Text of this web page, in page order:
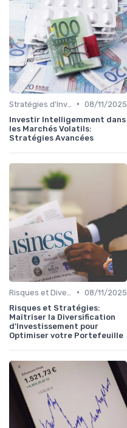
• 08/11/2025
Investir Intelligemment dans
les Marchés Volatils:
Stratégies Avancées
• 08/11/2025
Risques et Stratégies:
Maîtriser la Diversification
d'Investissement pour
Optimiser votre Portefeuille